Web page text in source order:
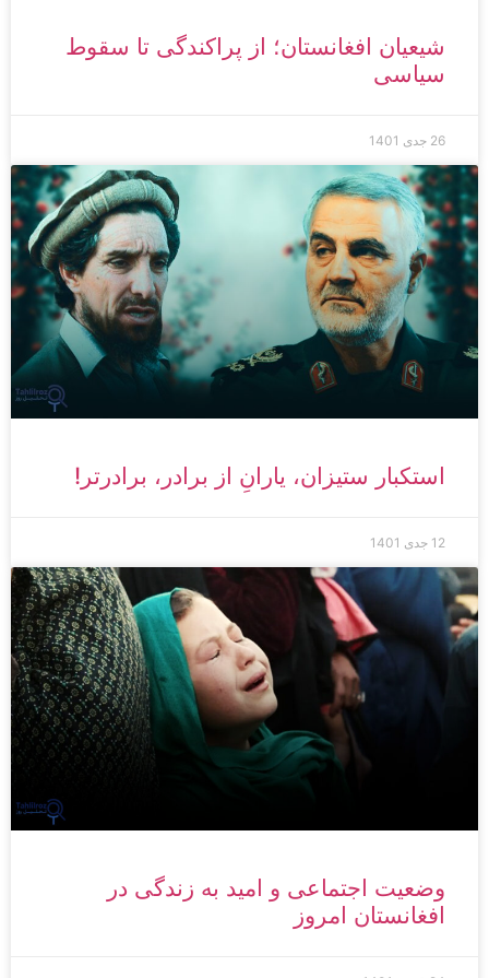
شیعیان افغانستان؛ از پراکندگی تا سقوط
سیاسی
26 جدی 1401
استکبار ستیزان، یارانِ از برادر، برادرتر!
12 جدی 1401
وضعیت اجتماعی و امید به زندگی در
افغانستان امروز